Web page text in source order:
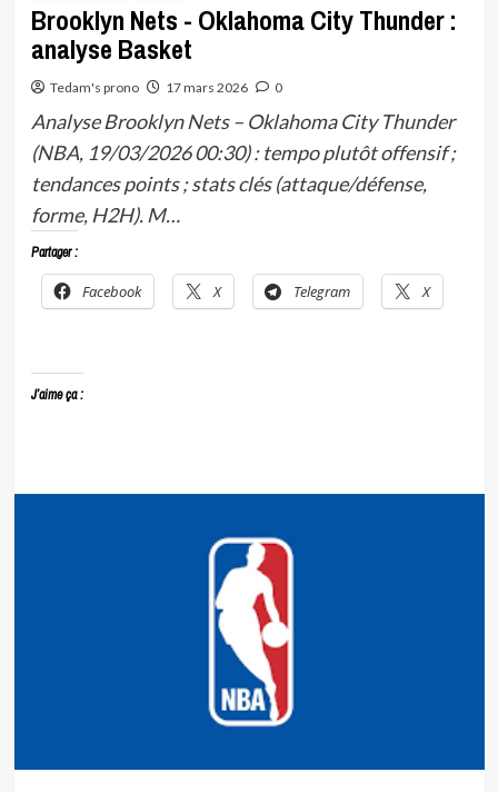
Brooklyn Nets - Oklahoma City Thunder :
analyse Basket
Tedam's prono 17 mars 2026 0
Analyse Brooklyn Nets – Oklahoma City Thunder
(NBA, 19/03/2026 00:30) : tempo plutôt offensif ;
tendances points ; stats clés (attaque/défense,
forme, H2H). M…
Partager :
Facebook X Telegram X
J’aime ça :